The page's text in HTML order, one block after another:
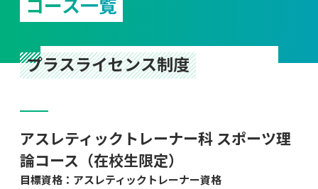
コース一覧
プラスライセンス制度
アスレティックトレーナー科 スポーツ理
論コース（在校生限定）
目標資格：アスレティックトレーナー資格